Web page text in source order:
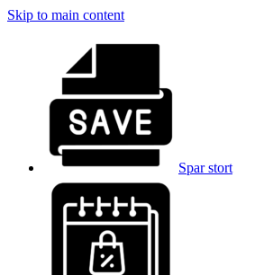
Skip to main content
Spar stort